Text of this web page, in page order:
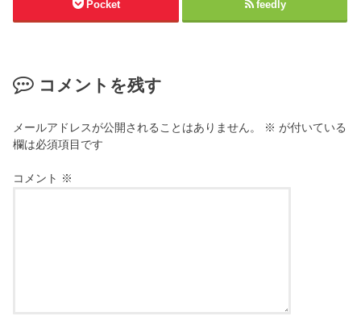
Pocket feedly
コメントを残す
メールアドレスが公開されることはありません。 ※ が付いている
欄は必須項目です
コメント ※